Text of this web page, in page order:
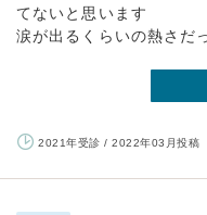
てないと思います
涙が出るくらいの熱さだ
2021年受診 / 2022年03月投稿